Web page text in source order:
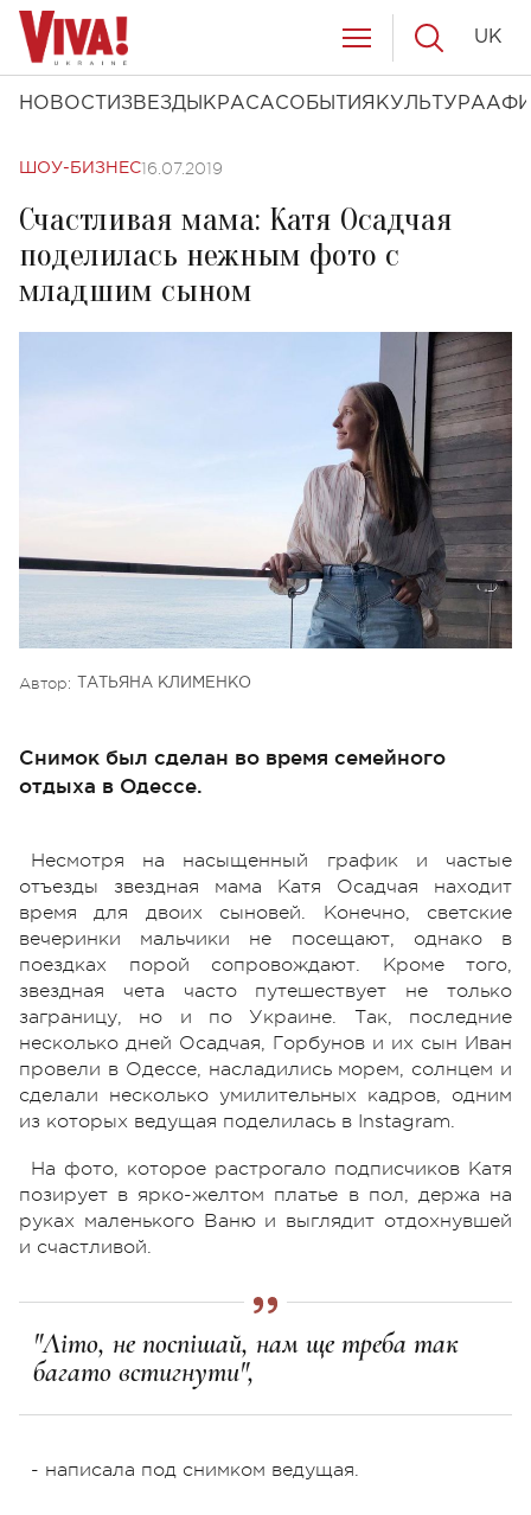
НОВОСТИ ЗВЕЗДЫ КРАСАСОБЫТИЯ КУЛЬТУРА
UK
ШОУ-БИЗНЕС16.07.2019
Счастливая мама: Катя Осадчая
поделилась нежным фото с
младшим сыном
Автор: ТАТЬЯНА КЛИМЕНКО
Снимок был сделан во время семейного
отдыха в Одессе.
Несмотря на насыщенный график и частые
отъезды звездная мама Катя Осадчая находит
время для двоих сыновей. Конечно, светские
вечеринки мальчики не посещают, однако в
поездках порой сопровождают. Кроме того,
звездная чета часто путешествует не только
заграницу, но и по Украине. Так, последние
несколько дней Осадчая, Горбунов и их сын Иван
провели в Одессе, насладились морем, солнцем и
сделали несколько умилительных кадров, одним
из которых ведущая поделилась в Instagram.
На фото, которое растрогало подписчиков Катя
позирует в ярко-желтом платье в пол, держа на
руках маленького Ваню и выглядит отдохнувшей
и счастливой.
"Літо, не поспішай, нам ще треба так
багато встигнути",
- написала под снимком ведущая.